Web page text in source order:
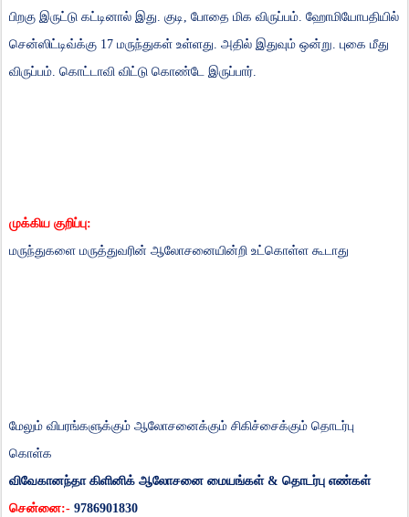
பிறகு இருட்டு கட்டினால் இது. குடி, போதை மிக விருப்பம். ஹோமியோபதியில்
சென்ஸிட்டிவ்க்கு 17 மருந்துகள் உள்ளது. அதில் இதுவும் ஒன்று. புகை மீது
விருப்பம். கொட்டாவி விட்டு கொண்டே இருப்பார்.
முக்கிய குறிப்பு:
மருந்துகளை மருத்துவரின் ஆலோசனையின்றி உட்கொள்ள கூடாது
மேலும் விபரங்களுக்கும் ஆலோசனைக்கும் சிகிச்சைக்கும் தொடர்பு
கொள்க
விவேகானந்தா கிளினிக் ஆலோசனை மையங்கள்& தொடர்பு எண்கள்
சென்னை:- 9786901830